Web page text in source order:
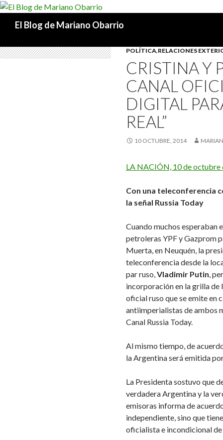
El Blog de Mariano Obarrio
POLÍTICA,RELACIONES
CRISTINA Y
CANAL
DIGITAL
REAL”
10 OCTUBRE, 2014
LA NACIÓN, 10 de octubre
Con una teleconferencia
la señal Russia Today
Cuando muchos esperaban
petroleras YPF y Gazprom
Muerta, en Neuquén, la
teleconferencia desde la
par ruso,Vladimir Putin,
incorporación en la grilla de
oficial ruso que se emite en
antiimperialistas de ambos
Canal Russia Today.
Al mismo tiempo, de
la Argentina será emitida
La Presidenta sostuvo que
verdadera Argentina y la
emisoras informa de
independiente, sino que
oficialista e incondicional